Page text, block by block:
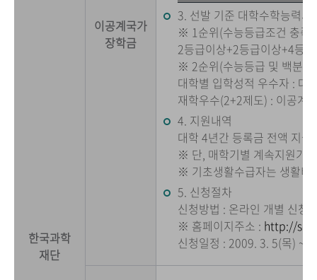
한국과학
재단
이공계국가
장학금
3. 선발 기준 대학수학능력
※ 1순위(수능등급조건 충족)
2등급이상+2등급이상+4등
※ 2순위(수능등급 및 백분
대학별 입학성적 우수자 : 대
재학우수(2+2제도) : 이공계
4. 지원내역
대학 4년간 등록금 전액 지급
※ 단, 매학기별 계속지원기
※ 기초생활수급자는 생활비
5. 신청절차
신청방법 : 온라인 개별 신청
※ 홈페이지주소 : http://
신청일정 : 2009. 3. 5(목) ~